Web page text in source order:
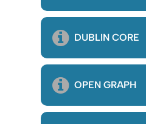
DUBLIN CORE
OPEN GRAPH